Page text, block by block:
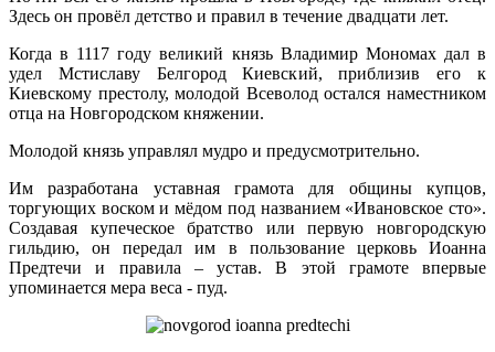
Здесь он провёл детство и правил в течение двадцати лет.
Когда в 1117 году великий князь Владимир Мономах дал в
удел Мстиславу Белгород Киевский, приблизив его к
Киевскому престолу, молодой Всеволод остался наместником
отца на Новгородском княжении.
Молодой князь управлял мудро и предусмотрительно.
Им разработана уставная грамота для общины купцов,
торгующих воском и мёдом под названием «Ивановское сто».
Создавая купеческое братство или первую новгородскую
гильдию, он передал им в пользование церковь Иоанна
Предтечи и правила – устав. В этой грамоте впервые
упоминается мера веса - пуд.